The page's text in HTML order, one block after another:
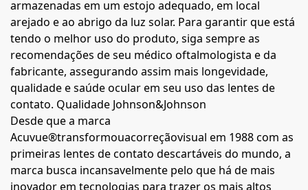
armazenadas em um estojo adequado, em local
arejado e ao abrigo da luz solar. Para garantir que está
tendo o melhor uso do produto, siga sempre as
recomendações de seu médico oftalmologista e da
fabricante, assegurando assim mais longevidade,
qualidade e saúde ocular em seu uso das lentes de
contato. Qualidade Johnson&Johnson
Desde que a marca
Acuvue®transformouacorreçãovisual em 1988 com as
primeiras lentes de contato descartáveis do mundo, a
marca busca incansavelmente pelo que há de mais
inovador em tecnologias para trazer os mais altos